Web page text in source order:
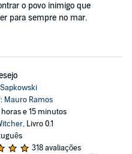
o povo inimigo que
para sempre no mar.
Mauro Ramos
horas e 15 minutos
, Livro 0.1
318 avaliações